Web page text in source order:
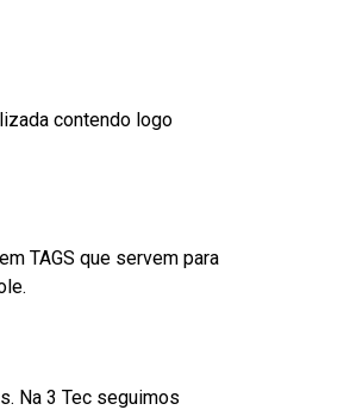
contendo logo
TAGS que servem para
Na 3 Tec seguimos